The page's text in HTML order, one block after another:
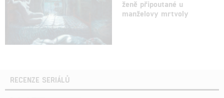
ženě připoutané u
manželovy mrtvoly
RECENZE SERIÁLŮ